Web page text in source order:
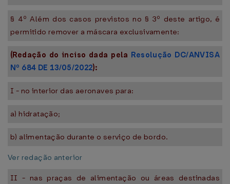
§ 4º Além dos casos previstos no § 3º deste artigo, é
permitido remover a máscara exclusivamente:
(Redação do inciso dada pela Resolução DC/ANVISA
Nº 684 DE 13/05/2022):
I - no interior das aeronaves para:
a) hidratação;
b) alimentação durante o serviço de bordo.
Ver redação anterior
II - nas praças de alimentação ou áreas destinadas